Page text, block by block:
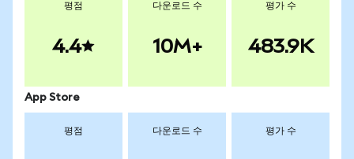
평점
4.4
다운로드 수
10M+
평가 수
483.9K
App Store
평점 다운로드 수 평가 수